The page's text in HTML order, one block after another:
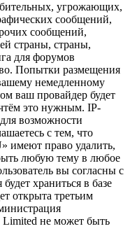
угрожающих,
сообщений,
сообщений,
страны, страны,
для форумов
Попытки размещения
немедленному
ваш провайдер будет
это нужным. IP-
возможности
с тем, что
имеют право удалить,
любую тему в любое
вы согласны с
храниться в базе
открыта третьим
не может быть